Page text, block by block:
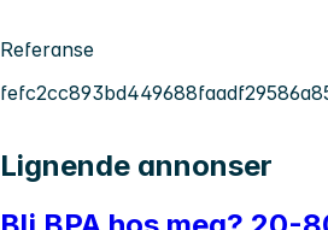
Referanse
Lignende annonser